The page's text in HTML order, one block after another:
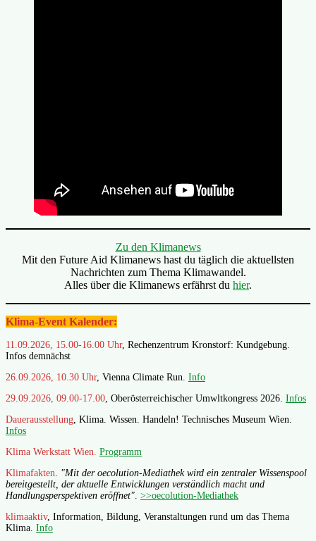
Zu den Klimanews
Mit den Future Aid Klimanews hast du täglich die aktuellsten
Nachrichten zum Thema Klimawandel.
Alles über die Klimanews erfährst du hier.
Klima-Event Kalender:
11.09.2026, 15.00-16.00 Uhr, Rechenzentrum Kronstorf: Kundgebung.
Infos demnächst
26.09.2026, 10.30 Uhr, Vienna Climate Run. Info
29.09.2026, 09.00-17.00 , Oberösterreichischer Umwltkongress 2026. Infos
Dauerausstellung , Klima. Wissen. Handeln! Technisches Museum Wien.
Infos
Klima Werkstatt Wien. Programm
Klimafakten
"Mit der oecolution-Mediathek wird ein zentraler Wissenspool
bereitgestellt, der aktuelle Entwicklungen verständlich macht und
Handlungsperspektiven eröffnet" >>oecolution-Mediathek
klimaaktiv, Information, Bildung, Veranstaltungen rund um das Thema
Klima. Info